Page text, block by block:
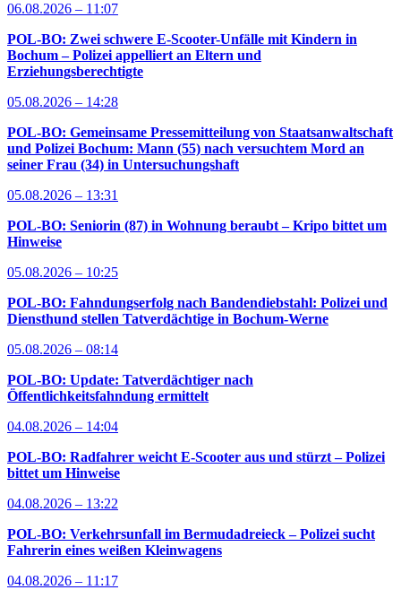
06.08.2026 – 11:07
POL-BO: Zwei schwere E-Scooter-Unfälle mit Kindern in
Bochum – Polizei appelliert an Eltern und
Erziehungsberechtigte
05.08.2026 – 14:28
POL-BO: Gemeinsame Pressemitteilung von Staatsanwaltschaft
und Polizei Bochum: Mann (55) nach versuchtem Mord an
seiner Frau (34) in Untersuchungshaft
05.08.2026 – 13:31
POL-BO: Seniorin (87) in Wohnung beraubt – Kripo bittet um
Hinweise
05.08.2026 – 10:25
POL-BO: Fahndungserfolg nach Bandendiebstahl: Polizei und
Diensthund stellen Tatverdächtige in Bochum-Werne
05.08.2026 – 08:14
POL-BO: Update: Tatverdächtiger nach
Öffentlichkeitsfahndung ermittelt
04.08.2026 – 14:04
POL-BO: Radfahrer weicht E-Scooter aus und stürzt – Polizei
bittet um Hinweise
04.08.2026 – 13:22
POL-BO: Verkehrsunfall im Bermudadreieck – Polizei sucht
Fahrerin eines weißen Kleinwagens
04.08.2026 – 11:17